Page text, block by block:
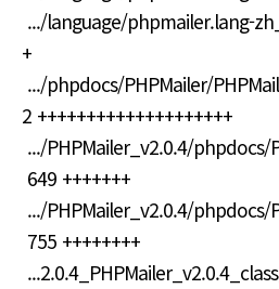
.../language/
+
.../phpdocs/PHPMailer/
2 ++++++++++++++++++++
.../PHPMailer_v2.0.4/
649 +++++++
.../PHPMailer_v2.0.4/
755 ++++++++